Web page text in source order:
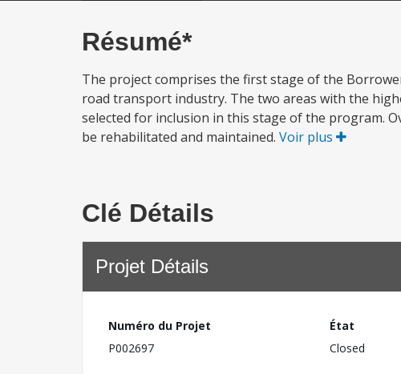
Résumé*
The project comprises the first stage of the
road transport industry. The two areas with the
selected for inclusion in this stage of the program.
be rehabilitated and maintained. Voir plus
Clé Détails
Projet Détails
Numéro du Projet
P002697
État
Closed